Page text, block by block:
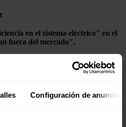
Configuración de anuncios
en el sistema eléctrico" en el
fuera del mercado".